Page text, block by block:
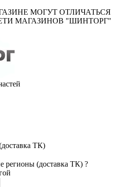
МОГУТ ОТЛИЧАТЬСЯ
МАГАЗИНОВ "ШИНТОРГ"
ТК)
регионы (доставка ТК) ?